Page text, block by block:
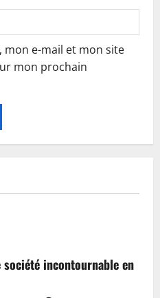
e-mail et mon site
mon prochain
incontournable en